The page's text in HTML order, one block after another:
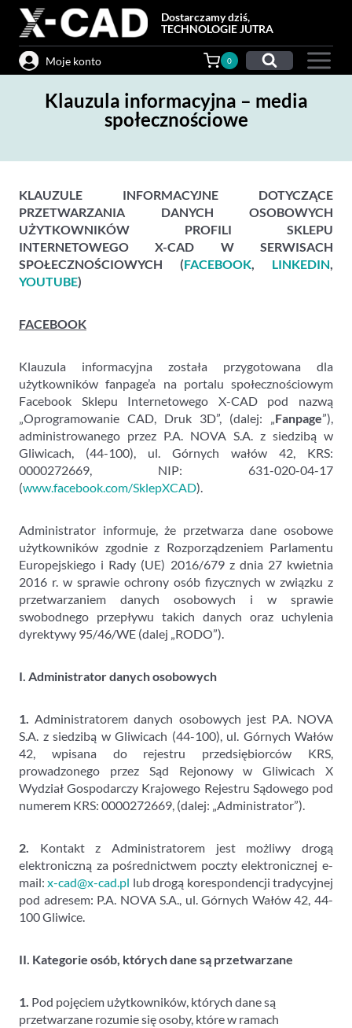
Przejdź
treści
Dostarczamy dziś,
TECHNOLOGIE JUTRA
Moje konto 0
Klauzula informacyjna – media
społecznościowe
KLAUZULE INFORMACYJNE DOTYCZĄCE
PRZETWARZANIA DANYCH OSOBOWYCH
UŻYTKOWNIKÓW PROFILI SKLEPU
INTERNETOWEGO X-CAD W SERWISACH
SPOŁECZNOŚCIOWYCH (FACEBOOK, LINKEDIN,
YOUTUBE)
FACEBOOK
Klauzula informacyjna została przygotowana dla
użytkowników fanpage’a na portalu społecznościowym
Facebook Sklepu Internetowego X-CAD pod nazwą
„Oprogramowanie CAD, Druk 3D”, (dalej: „Fanpage”),
administrowanego przez P.A. NOVA S.A. z siedzibą w
Gliwicach, (44-100), ul. Górnych wałów 42, KRS:
0000272669, NIP: 631-020-04-17
(www.facebook.com/SklepXCAD).
Administrator informuje, że przetwarza dane osobowe
użytkowników zgodnie z Rozporządzeniem Parlamentu
Europejskiego i Rady (UE) 2016/679 z dnia 27 kwietnia
2016 r. w sprawie ochrony osób fizycznych w związku z
przetwarzaniem danych osobowych i w sprawie
swobodnego przepływu takich danych oraz uchylenia
dyrektywy 95/46/WE (dalej „RODO”).
I. Administrator danych osobowych
1. Administratorem danych osobowych jest P.A. NOVA
S.A. z siedzibą w Gliwicach (44-100), ul. Górnych Wałów
42, wpisana do rejestru przedsiębiorców KRS,
prowadzonego przez Sąd Rejonowy w Gliwicach X
Wydział Gospodarczy Krajowego Rejestru Sądowego pod
numerem KRS: 0000272669, (dalej: „Administrator”).
2. Kontakt z Administratorem jest możliwy drogą
elektroniczną za pośrednictwem poczty elektronicznej e-
mail:x-cad@x-cad.pl lub drogą korespondencji tradycyjnej
pod adresem: P.A. NOVA S.A., ul. Górnych Wałów 42, 44-
100 Gliwice.
II. Kategorie osób, których dane są przetwarzane
1. Pod pojęciem użytkowników, których dane są
przetwarzane rozumie się osoby, które w ramach